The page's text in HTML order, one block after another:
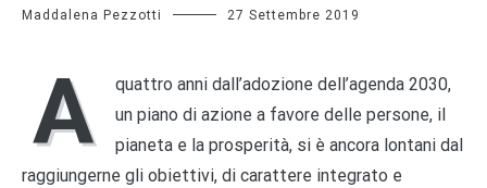
Maddalena Pezzotti 27 Settembre 2019
A
quattro anni dall’adozione dell’agenda 2030,
un piano di azione a favore delle persone, il
pianeta e la prosperità, si è ancora lontani dal
raggiungerne gli obiettivi, di carattere integrato e